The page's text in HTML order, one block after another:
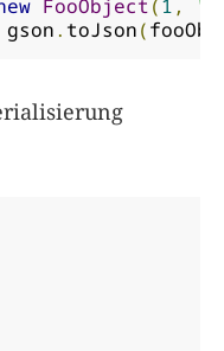
FooObject(1 ,
gson. toJson(